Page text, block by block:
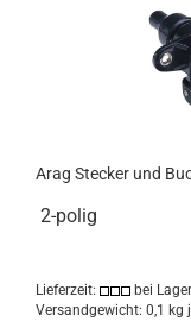
Arag Stecker und
2-polig
Lieferzeit: bei
Versandgewicht: 0,1 kg